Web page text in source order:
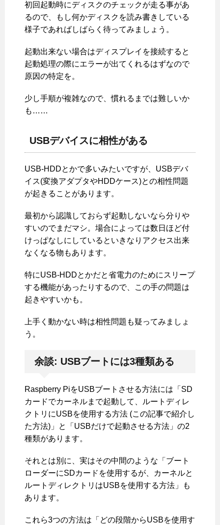
初回起動時にディスクのチェックが走る事があ
るので、もし何かディスクを読み書きしている
様子であればしばらく待ってみましょう。
起動出来ない場合はディスプレイを接続すると
起動処理の際にエラーが出てくれるはずなので
原因の特定を。
少し手順が複雑なので、慣れるまでは難しいか
も……
USBデバイスに相性がある
USB-HDDとかで多いみたいですが、USBデバ
イス(変換アダプタやHDDケース)との相性問題
が起きることがあります。
最初から認識しておらず起動しないなら分りや
すいのでまだマシ。場合によっては数日ほど付
けっぱなしにしているといきなりアクセス出来
なくなる物もあります。
特にUSB-HDDとかだと省電力のためにスリープ
する機能があったりするので、この手の問題は
起きやすいかも。
上手く動かない時は相性問題も疑ってみましょ
う。
余談: USBブートには3種類ある
Raspberry PiをUSBブートさせる方法には「SD
カードでカーネルまで起動して、ルートディレ
クトリにUSBを使用する方法 (この記事で紹介し
た方法)」と「USBだけで起動させる方法」の2
種類があります。
それとは別に、実はその中間のような「ブート
ローダーにSDカードを使用するが、カーネルと
ルートディレクトリはUSBを使用する方法」も
あります。
これら3つの方法は「どの段階からUSBを使用す